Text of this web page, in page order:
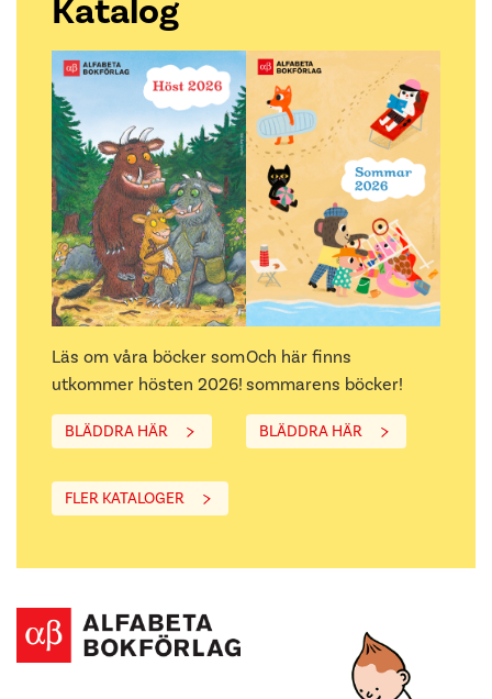
Katalog
Läs om våra böcker som
utkommer hösten 2026!
BLÄDDRA HÄR
Och här finns
sommarens böcker!
BLÄDDRA HÄR
FLER KATALOGER